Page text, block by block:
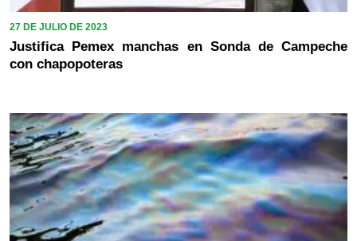
27 DE JULIO DE 2023
Justifica Pemex manchas en Sonda de Campeche
con chapopoteras